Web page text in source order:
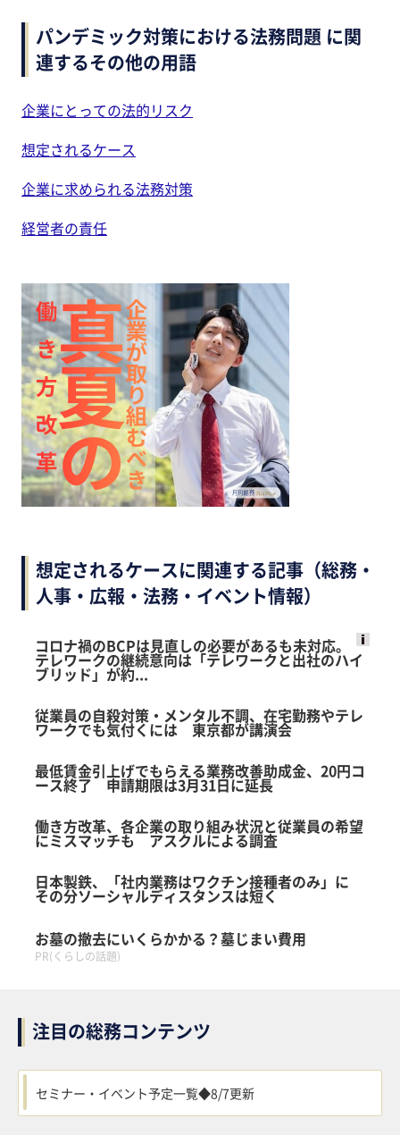
パンデミック対策における法務問題 に関
連するその他の用語
企業にとっての法的リスク
想定されるケース
企業に求められる法務対策
経営者の責任
想定されるケースに関連する記事（総務・
人事・広報・法務・イベント情報）
Ads
コロナ禍のBCPは見直しの必要があるも未対応。
テレワークの継続意向は「テレワークと出社のハイ
ブリッド」が約...
従業員の自殺対策・メンタル不調、在宅勤務やテレ
ワークでも気付くには 東京都が講演会
最低賃金引上げでもらえる業務改善助成金、20円コ
ース終了 申請期限は3月31日に延長
働き方改革、各企業の取り組み状況と従業員の希望
にミスマッチも アスクルによる調査
日本製鉄、「社内業務はワクチン接種者のみ」に
その分ソーシャルディスタンスは短く
お墓の撤去にいくらかかる？墓じまい費用
PR(くらしの話題)
注目の総務コンテンツ
セミナー・イベント予定一覧◆8/7更新